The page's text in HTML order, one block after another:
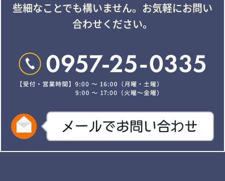
些細なことでも構いません。 お気軽にお問い
合わせください。